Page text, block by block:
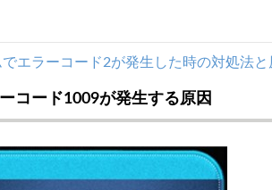
でエラーコード2が発生した時の対処法と
コード1009が発生する原因